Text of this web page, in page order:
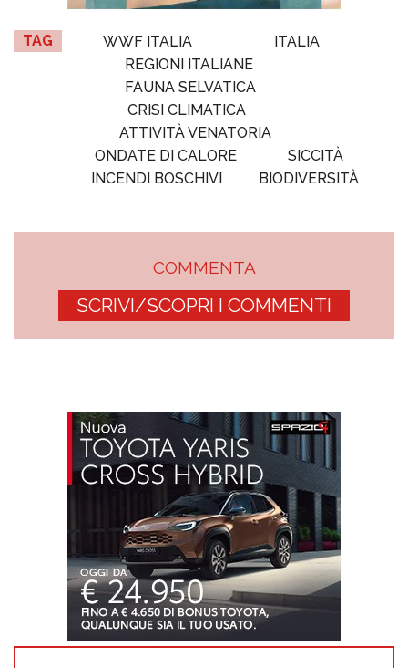
TAG WWF ITALIA
ITALIA
REGIONI ITALIANE
FAUNA SELVATICA
CRISI CLIMATICA
ATTIVITÀ VENATORIA
ONDATE DI CALORE
SICCITÀ
INCENDI BOSCHIVI
BIODIVERSITÀ
COMMENTA
SCRIVI/SCOPRI I COMMENTI